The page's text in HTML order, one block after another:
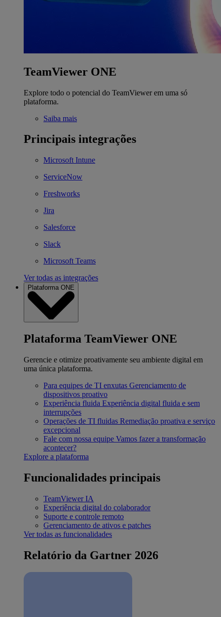
TeamViewer ONE
Explore todo o potencial do TeamViewer em uma só
plataforma.
Saiba mais
Principais integrações
Microsoft Intune
ServiceNow
Freshworks
Jira
Salesforce
Slack
Microsoft Teams
Ver todas as integrações
Plataforma ONE
Plataforma TeamViewer ONE
Gerencie e otimize proativamente seu ambiente digital em
uma única plataforma.
Para equipes de TI enxutas Gerenciamento de
dispositivos proativo
Experiência fluida Experiência digital fluida e sem
interrupções
Operações de TI fluidas Remediação proativa e serviço
excepcional
Fale com nossa equipe Vamos fazer a transformação
acontecer?
Explore a plataforma
Funcionalidades principais
TeamViewer IA
Experiência digital do colaborador
Suporte e controle remoto
Gerenciamento de ativos e patches
Ver todas as funcionalidades
Relatório da Gartner 2026